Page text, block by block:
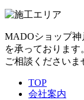
MADOショップ神
を承っておりま
ご相談くださいま
TOP
会社案内